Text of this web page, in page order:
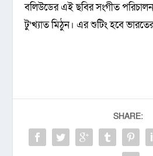
বলিউডের এই ছবির সংগীত
টু’খ্যাত মিঠুন। এর শুটিং হবে
SHARE: